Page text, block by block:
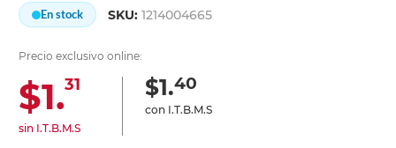
En stock SKU:1214004665
Precio exclusivo online:
$1.31
sin I.T.B.M.S
$1.40
con I.T.B.M.S